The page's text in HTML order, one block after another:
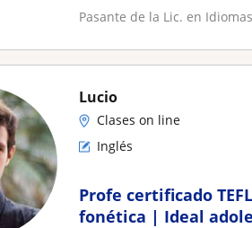
Pasante de la Lic. en
Lucio
Clases on line
Inglés
Profe certificado
fonética | Ideal